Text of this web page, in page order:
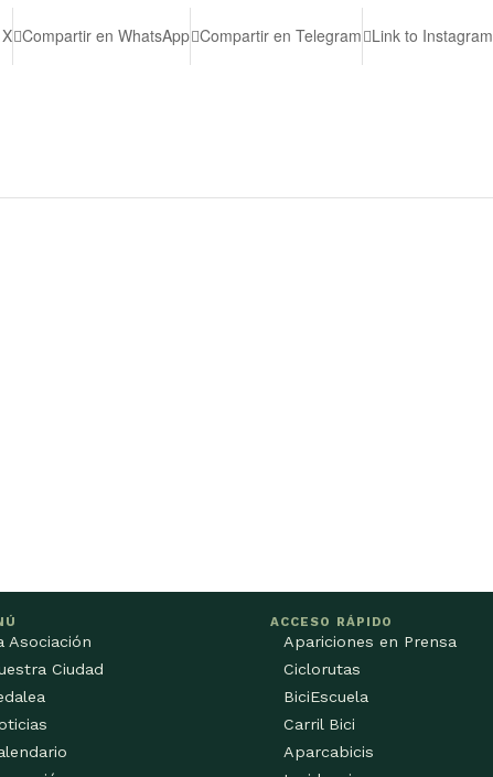
Compartir en WhatsApp Compartir en Telegram Link to Instagram
Asociación
Ciudad
ACCESO RÁPIDO
Apariciones en Prensa
Ciclorutas
BiciEscuela
Carril Bici
Aparcabicis